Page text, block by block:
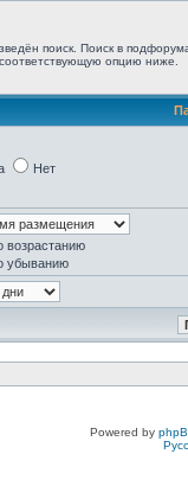
поиск. Поиск в
опцию ниже.
Нет
возрастанию
убыванию
Powered by